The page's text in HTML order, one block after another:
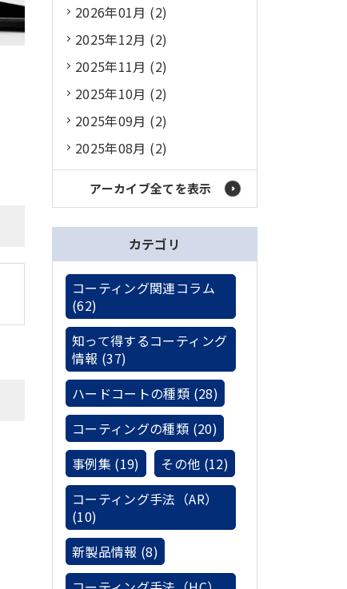
2026年01月 (2)
2025年12月 (2)
2025年11月 (2)
2025年10月 (2)
2025年09月 (2)
2025年08月 (2)
アーカイブ全てを表示
カテゴリ
コーティング関連コラム
(62)
知って得するコーティング
情報 (37)
ハードコートの種類 (28)
コーティングの種類 (20)
事例集 (19)
その他 (12)
コーティング手法（AR）
(10)
新製品情報 (8)